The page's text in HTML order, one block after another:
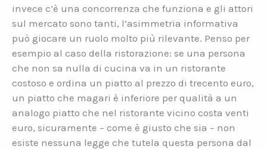
invece c’è una concorrenza che funziona e gli attori
sul mercato sono tanti, l’asimmetria informativa
può giocare un ruolo molto più rilevante. Penso per
esempio al caso della ristorazione: se una persona
che non sa nulla di cucina va in un ristorante
costoso e ordina un piatto al prezzo di trecento euro,
un piatto che magari è inferiore per qualità a un
analogo piatto che nel ristorante vicino costa venti
euro, sicuramente – come è giusto che sia – non
esiste nessuna legge che tutela questa persona dal